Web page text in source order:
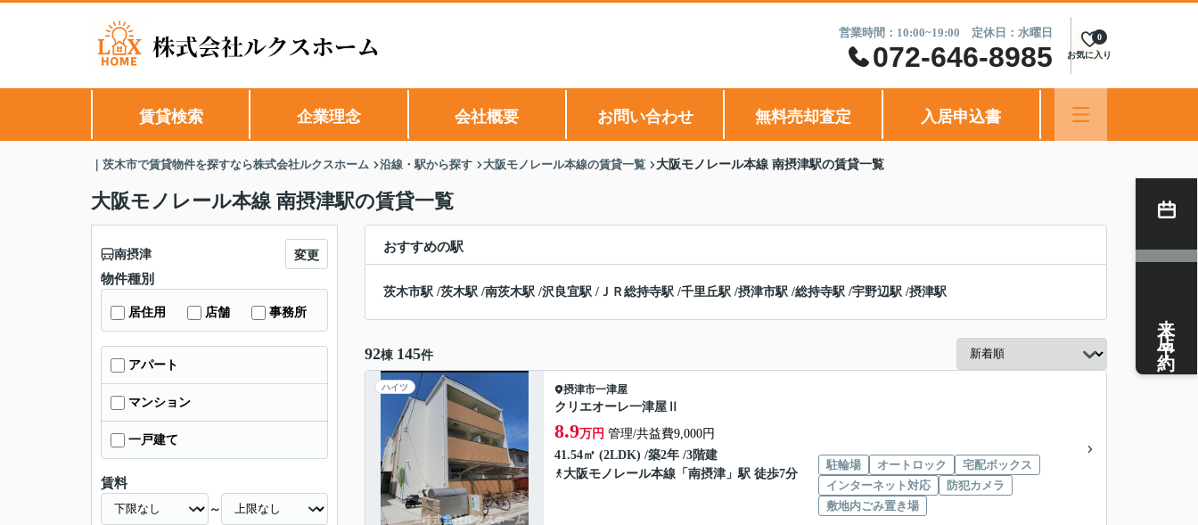
営業時間：10:00~19:00 定休日：水曜日
072-646-8985 お気に入り
0
賃貸検索 企業理念 会社概要 お問い合わせ 無料売却査定 入居申込書
｜茨木市で賃貸物件を探すなら株式会社ルクスホーム 沿線・駅から探す 大阪モノレール本線の賃貸一覧 大阪モノレール本線 南摂津駅の賃貸一覧
大阪モノレール本線 南摂津駅の賃貸一覧
おすすめの駅
茨木市駅 /茨木駅 /南茨木駅 /沢良宜駅 / ＪＲ総持寺駅 /千里丘駅 /摂津市駅 /総持寺駅 /宇野辺駅 /摂津駅
92棟 145件
ハイツ 摂津市一津屋
クリエオーレ一津屋Ⅱ
8.9万円 管理/共益費9,000円
41.54㎡ (2LDK) /築2年 /3階建
大阪モノレール本線 「 南摂津 」駅 徒歩7分
駐輪場 オートロック
宅配ボックス
インターネット対応
防犯カメラ
敷地内ごみ置き場
南摂津 変更
物件種別
居住用 店舗 事務所
アパート
マンション
一戸建て
賃料
～
来店予約